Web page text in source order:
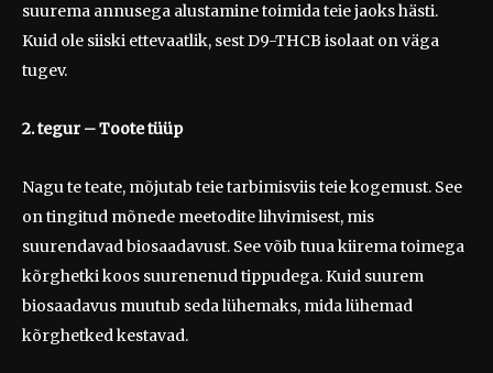
suurema annusega alustamine toimida teie jaoks hästi.
Kuid ole siiski ettevaatlik, sest D9-THCB isolaat on väga
tugev.
2. tegur – Toote tüüp
Nagu te teate, mõjutab teie tarbimisviis teie kogemust. See
on tingitud mõnede meetodite lihvimisest, mis
suurendavad biosaadavust. See võib tuua kiirema toimega
kõrghetki koos suurenenud tippudega. Kuid suurem
biosaadavus muutub seda lühemaks, mida lühemad
kõrghetked kestavad.